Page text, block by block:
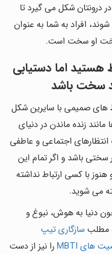
درونتان شکل می گیرد تا
افراد به شما به عنوان
او سخت است.
هستید اما دستیابی
سخت باشد
های صمیمی با سایرین شکل
مانند زنده ماندن در دنیای
اجتماعی و عاطفی
سختی باشد و اگر تمام این
با کسی ارتباط نداشته
می شوید.
دنیا به هوش، نبوغ و
مطلب سازگاری تیپ
را نیز از دست